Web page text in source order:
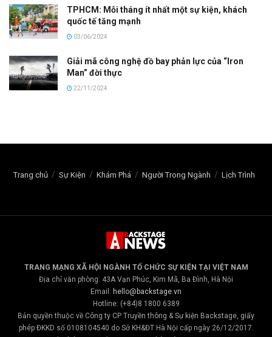
TPHCM: Mỗi tháng ít nhất một sự kiện, khách
quốc tế tăng mạnh
03/06/2024
Giải mã công nghệ đồ bay phản lực của “Iron
Man” đời thực
22/11/2024
Trang chủ Sự Kiện Khám Phá Người Trong Ngành Lịch Trình
TRANG MẠNG XÃ HỘI NGÀNH TỔ CHỨC SỰ KIỆN TẠI VIỆT NAM
Địa chỉ văn phòng: 43A Vạn Phúc, Kim Mã, Ba Đình, Hà Nội
Email: hello@backstage.vn
Hotline: (+84)8 1800 6389
Bản quyền thuộc về Công ty CP Truyền thông & Sự kiện Backstage, giấy
phép ĐKKD số 0108104540 do Sở KH&ĐT Hà Nội cấp ngày 26/12/2017.